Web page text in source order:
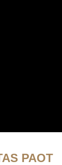
PAOT